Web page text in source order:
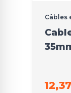
Câbles